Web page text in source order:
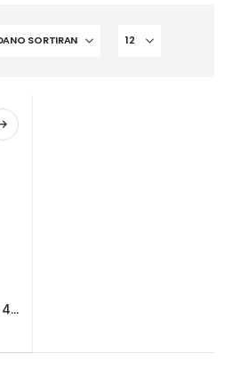
Samsung Galaxy A17 4GB 128GB Black pametni telefon